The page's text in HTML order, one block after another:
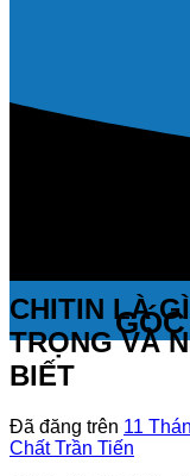
CHITIN LÀ
TRỌNG VÀ
BIẾT
Đã đăng trên 11
Chất Trần Tiến